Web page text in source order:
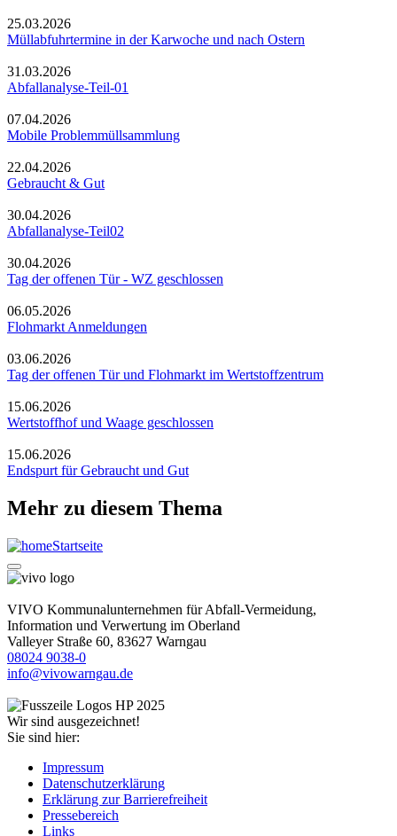
25.03.2026
Müllabfuhrtermine in der Karwoche und nach Ostern
31.03.2026
Abfallanalyse-Teil-01
07.04.2026
Mobile Problemmüllsammlung
22.04.2026
Gebraucht & Gut
30.04.2026
Abfallanalyse-Teil02
30.04.2026
Tag der offenen Tür - WZ geschlossen
06.05.2026
Flohmarkt Anmeldungen
03.06.2026
Tag der offenen Tür und Flohmarkt im Wertstoffzentrum
15.06.2026
Wertstoffhof und Waage geschlossen
15.06.2026
Endspurt für Gebraucht und Gut
Mehr zu diesem Thema
Startseite
VIVO Kommunalunternehmen für Abfall-Vermeidung,
Information und Verwertung im Oberland
Valleyer Straße 60, 83627 Warngau
08024 9038-0
info@vivowarngau.de
Wir sind ausgezeichnet!
Sie sind hier:
Impressum
Datenschutzerklärung
Erklärung zur Barrierefreiheit
Pressebereich
Links